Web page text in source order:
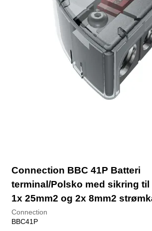
Connection BBC 41P Batteri
terminal/Polsko med sikring til
1x 25mm2 og 2x 8mm2
Connection
BBC41P